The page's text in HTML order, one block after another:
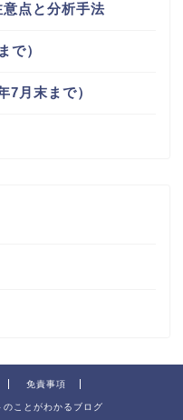
点と分析手法
で）
7月末まで）
免責事項
ことがわかるブログ